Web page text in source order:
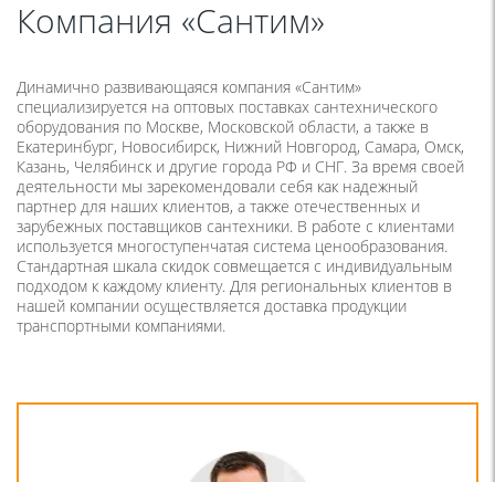
Компания «Сантим»
Динамично развивающаяся компания «Сантим»
специализируется на оптовых поставках сантехнического
оборудования по Москве, Московской области, а также в
Екатеринбург, Новосибирск, Нижний Новгород, Самара, Омск,
Казань, Челябинск и другие города РФ и СНГ. За время своей
деятельности мы зарекомендовали себя как надежный
партнер для наших клиентов, а также отечественных и
зарубежных поставщиков сантехники. В работе с клиентами
используется многоступенчатая система ценообразования.
Стандартная шкала скидок совмещается с индивидуальным
подходом к каждому клиенту. Для региональных клиентов в
нашей компании осуществляется доставка продукции
транспортными компаниями.